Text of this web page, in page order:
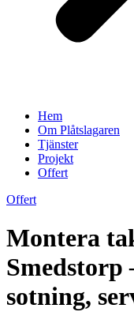
Hem
Om Plåtslagaren
Tjänster
Projekt
Offert
Offert
Montera
Smedstorp
sotning,